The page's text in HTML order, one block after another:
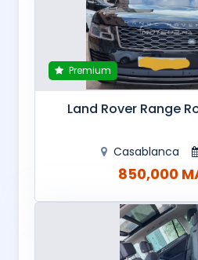
Premium
Land Rover Range
Casablanca
850,000